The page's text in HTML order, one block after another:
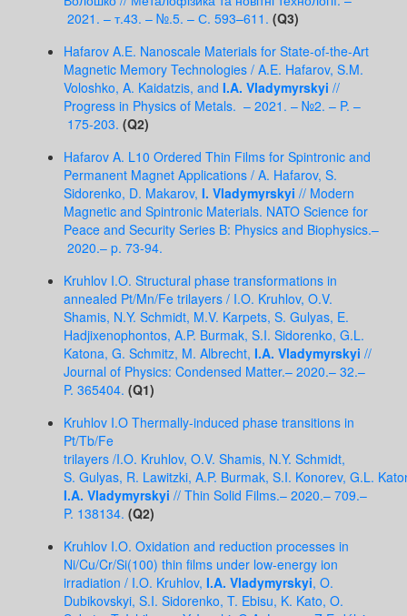
2021. – т.43. – №.5. – С. 593–611. (Q3)
Hafarov A.E. Nanoscale Materials for State-of-the-Art
Magnetic Memory Technologies / A.E. Hafarov, S.M.
Voloshko, A. Kaidatzis, and I.A. Vladymyrskyi //
Progress in Physics of Metals. – 2021. – №2. – P. –
175-203. (Q2)
Hafarov A. L10 Ordered Thin Films for Spintronic and
Permanent Magnet Applications / A. Hafarov, S.
Sidorenko, D. Makarov, I. Vladymyrskyi // Modern
Magnetic and Spintronic Materials. NATO Science for
Peace and Security Series B: Physics and Biophysics.–
2020.– p. 73-94.
Kruhlov I.O. Structural phase transformations in
annealed Pt/Mn/Fe trilayers / I.O. Kruhlov, O.V.
Shamis, N.Y. Schmidt, M.V. Karpets, S. Gulyas, E.
Hadjixenophontos, A.P. Burmak, S.I. Sidorenko, G.L.
Katona, G. Schmitz, M. Albrecht, I.A. Vladymyrskyi //
Journal of Physics: Condensed Matter.– 2020.– 32.–
P. 365404. (Q1)
Kruhlov I.O Thermally-induced phase transitions in
Pt/Tb/Fe
trilayers /I.O. Kruhlov, O.V. Shamis, N.Y. Schmidt,
S. Gulyas, R. Lawitzki, A.P. Burmak, S.I. Konorev, G.L.
I.A. Vladymyrskyi // Thin Solid Films.– 2020.– 709.–
P. 138134. (Q2)
Kruhlov I.O. Oxidation and reduction processes in
Ni/Cu/Cr/Si(100) thin films under low-energy ion
irradiation / I.O. Kruhlov, I.A. Vladymyrskyi, O.
Dubikovskyi, S.I. Sidorenko, T. Ebisu, K. Kato, O.